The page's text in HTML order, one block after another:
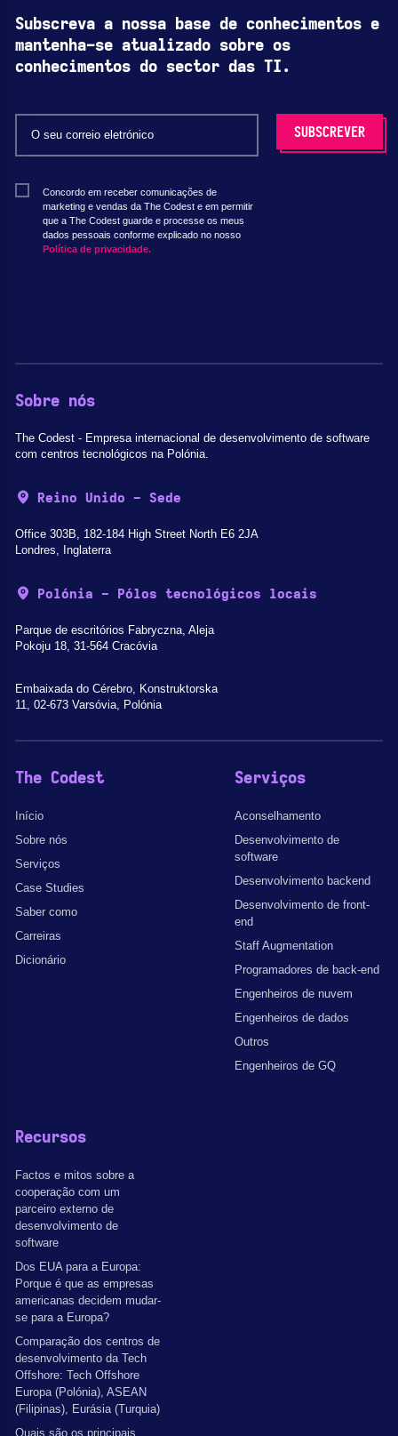
Subscreva a nossa base de conhecimentos e
mantenha-se atualizado sobre os
conhecimentos do sector das TI.
Concordo em receber comunicações de
marketing e vendas da The Codest e em permitir
que a The Codest guarde e processe os meus
dados pessoais conforme explicado no nosso
Política de privacidade.
Sobre nós
The Codest - Empresa internacional de desenvolvimento de software
com centros tecnológicos na Polónia.
Reino Unido - Sede
Office 303B, 182-184 High Street North E6 2JA
Londres, Inglaterra
Polónia - Pólos tecnológicos locais
Parque de escritórios Fabryczna, Aleja
Pokoju 18, 31-564 Cracóvia
Embaixada do Cérebro, Konstruktorska
11, 02-673 Varsóvia, Polónia
The Codest
Início
Sobre nós
Serviços
Case Studies
Saber como
Carreiras
Dicionário
Serviços
Aconselhamento
Desenvolvimento de
software
Desenvolvimento backend
Desenvolvimento de front-
end
Staff Augmentation
Programadores de back-end
Engenheiros de nuvem
Engenheiros de dados
Outros
Engenheiros de GQ
Recursos
Factos e mitos sobre a
cooperação com um
parceiro externo de
desenvolvimento de
software
Dos EUA para a Europa:
Porque é que as empresas
americanas decidem mudar-
se para a Europa?
Comparação dos centros de
desenvolvimento da Tech
Offshore: Tech Offshore
Europa (Polónia), ASEAN
(Filipinas), Eurásia (Turquia)
Quais são os principais